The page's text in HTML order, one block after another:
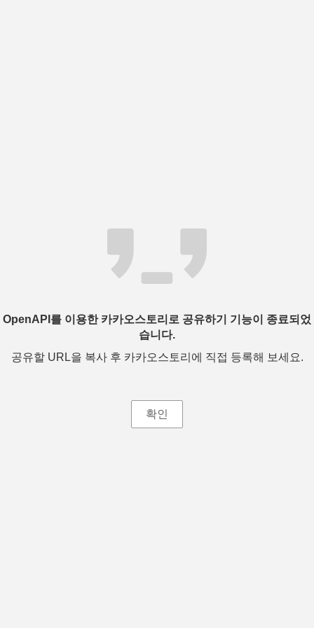
OpenAPI를 이용한 카카오스토리로 공유하기 기능이 종료되었
습니다.
공유할 URL을 복사 후 카카오스토리에 직접 등록해 보세요.
확인